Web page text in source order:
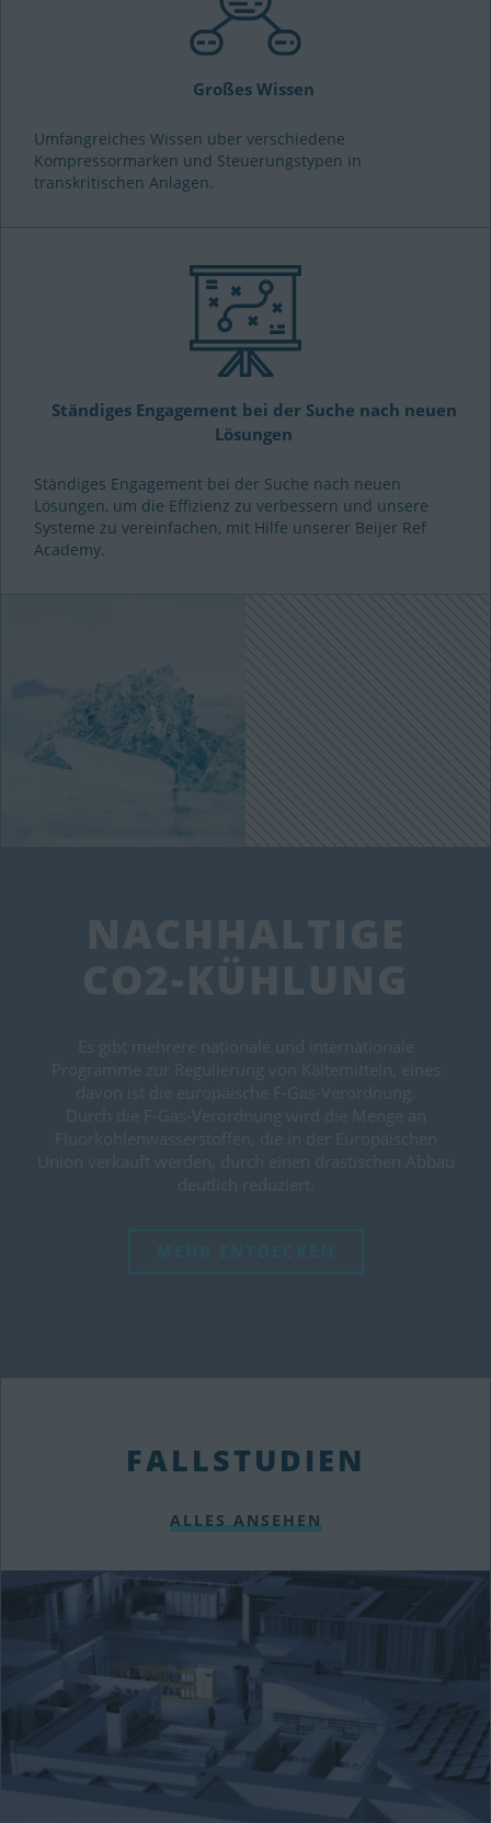
Großes Wissen
Umfangreiches Wissen über verschiedene
Kompressormarken und Steuerungstypen in
transkritischen Anlagen.
Ständiges Engagement bei der Suche nach neuen
Lösungen
Ständiges Engagement bei der Suche nach neuen
Lösungen, um die Effizienz zu verbessern und unsere
Systeme zu vereinfachen, mit Hilfe unserer Beijer Ref
Academy.
FALLSTUDIEN
ALLES ANSEHEN